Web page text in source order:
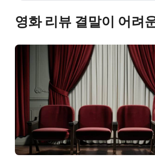
영화 리뷰 결말이 어려